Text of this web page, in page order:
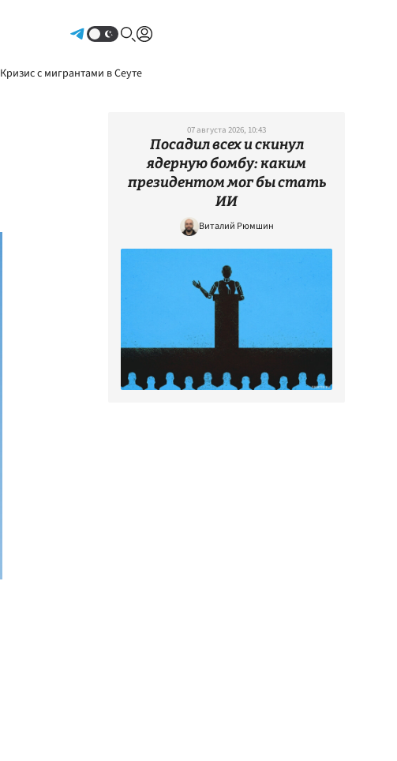
Кризис с мигрантами в Сеуте
07 августа 2026, 10:43
Посадил всех и скинул
ядерную бомбу: каким
президентом мог бы стать
ИИ
Виталий Рюмшин